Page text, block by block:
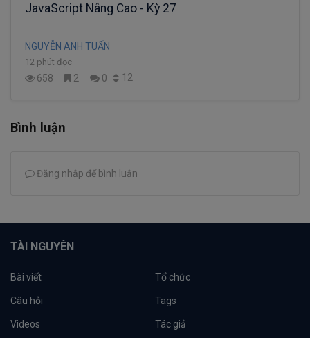
JavaScript Nâng Cao - Kỳ 27
NGUYỄN ANH TUẤN
12 phút đọc
658 2 0 12
Bình luận
Đăng nhập để bình luận
TÀI NGUYÊN
Bài viết Tổ chức
Câu hỏi Tags
Videos Tác giả